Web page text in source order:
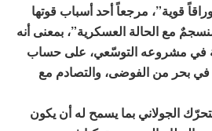
قوية”، مرجعاً أحد أسباب قوتها
مع الحالة العسكرية”، بمعنى أنه
في مشروعه التوسّعي، على حساب
في بحر من الفوضى، والتصادم مع
الجولاني بما يسمح له أن يكون